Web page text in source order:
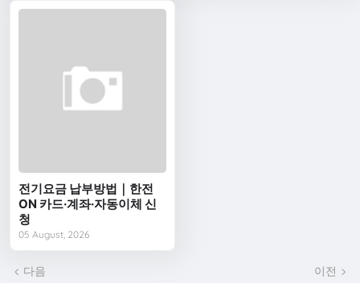
전기요금 납부방법｜한전
ON 카드·계좌·자동이체 신
청
05 August, 2026
다음 이전